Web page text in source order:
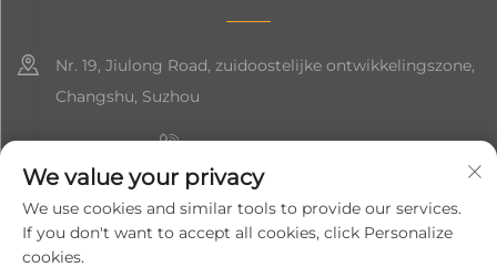
Nr. 19, Jiulong Road, zuidoostelijke ontwikkelingszone,
Changshu, Suzhou
+86-19906239903
[email protected]
+86-13852981437
We value your privacy
We use cookies and similar tools to provide our services.
If you don't want to accept all cookies, click Personalize
cookies.